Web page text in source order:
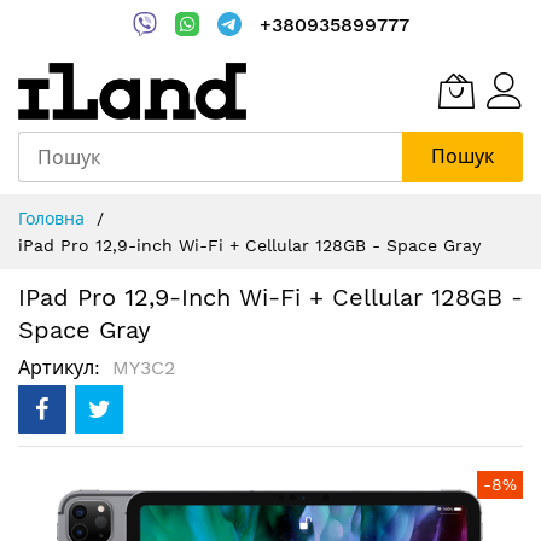
+380935899777
Пошук
Content
Головна
iPad Pro 12,9-inch Wi-Fi + Cellular 128GB - Space Gray
IPad Pro 12,9-Inch Wi-Fi + Cellular 128GB -
Space Gray
Артикул MY3C2
кінця
-8%